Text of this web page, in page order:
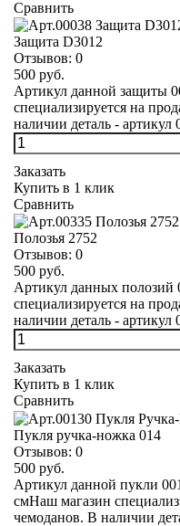
Сравнить
Защита D3012
Отзывов: 0
500 руб.
Артикул данной защиты
специализируется на
наличии деталь - артикул
Заказать
Купить в 1 клик
Сравнить
Полозья 2752
Отзывов: 0
500 руб.
Артикул данных полозий
специализируется на
наличии деталь - артикул
Заказать
Купить в 1 клик
Сравнить
Пукля ручка-ножка 014
Отзывов: 0
500 руб.
Артикул данной пукли
смНаш магазин
чемоданов. В наличии